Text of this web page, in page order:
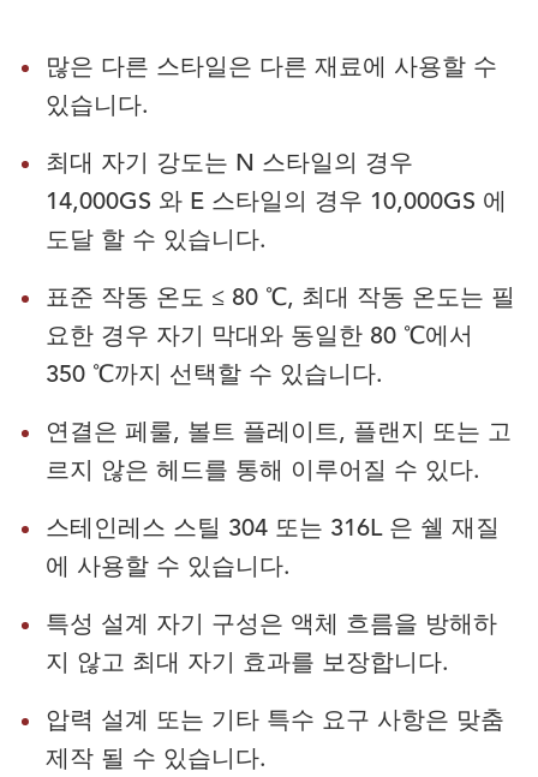
많은 다른 스타일은 다른 재료에 사용할 수
있습니다.
최대 자기 강도는 N 스타일의 경우
14,000GS 와 E 스타일의 경우 10,000GS 에
도달 할 수 있습니다.
표준 작동 온도 ≤ 80 ℃, 최대 작동 온도는 필
요한 경우 자기 막대와 동일한 80 ℃에서
350 ℃까지 선택할 수 있습니다.
연결은 페룰, 볼트 플레이트, 플랜지 또는 고
르지 않은 헤드를 통해 이루어질 수 있다.
스테인레스 스틸 304 또는 316L 은 쉘 재질
에 사용할 수 있습니다.
특성 설계 자기 구성은 액체 흐름을 방해하
지 않고 최대 자기 효과를 보장합니다.
압력 설계 또는 기타 특수 요구 사항은 맞춤
제작 될 수 있습니다.